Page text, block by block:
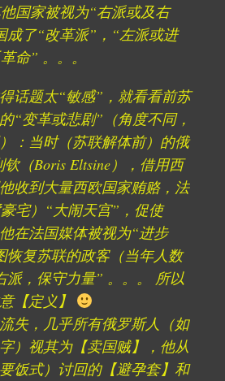
国家被视为“右派或及右
成了“改革派”，“左派或进
命” 。。。
话题太“敏感”，就看看前苏
“变革或悲剧”（角度不同，
：当时（苏联解体前）的俄
（Boris Eltsine），借用西
收到大量西欧国家贿赂，法
宅）“大闹天宫”，促使
在法国媒体被视为“进步
恢复苏联的政客（当年人数
派，保守力量” 。。。 所以
【定义】
失，几乎所有俄罗斯人（如
）视其为【卖国贼】，他从
饭式）讨回的【避孕套】和